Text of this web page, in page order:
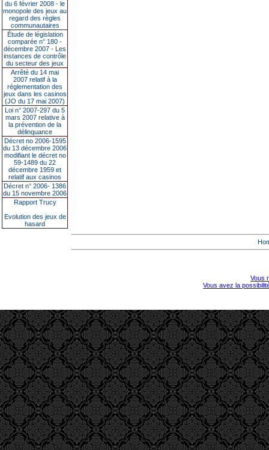
du 6 février 2008 - le
monopole des jeux au
regard des règles
communautaires
Étude de législation
comparée n° 180 -
décembre 2007 - Les
instances de contrôle
du secteur des jeux
Arrêté du 14 mai
2007 relatif à la
réglementation des
jeux dans les casinos
(JO du 17 mai 2007)
Loi n° 2007-297 du 5
mars 2007 relative à
la prévention de la
délinquance
Décret no 2006-1595
du 13 décembre 2006
modifiant le décret no
59-1489 du 22
décembre 1959 et
relatif aux casinos
Décret n° 2006- 1386
du 15 novembre 2006
Rapport Trucy
Evolution des jeux de
hasard
Vous
Vous avez la